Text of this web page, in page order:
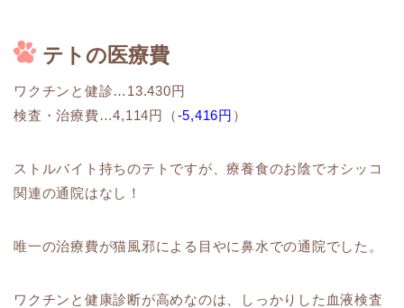
テトの医療費
ワクチンと健診…13.430円
検査・治療費…4,114円（-5,416円 ）
ストルバイト持ちのテトですが、療養食のお陰でオシッコ
関連の通院はなし！
唯一の治療費が猫風邪による目やに鼻水での通院でした。
ワクチンと健康診断が高めなのは、しっかりした血液検査